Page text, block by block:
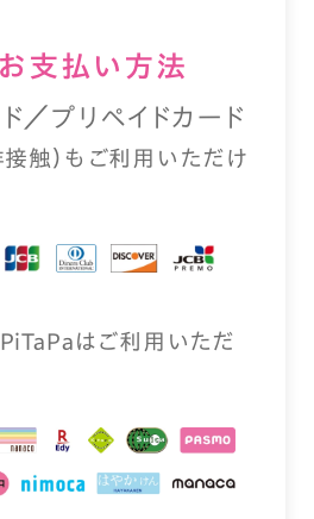
⽀払い⽅法
／プリペイドカード
触）もご利⽤いただけ
はご利⽤いただ